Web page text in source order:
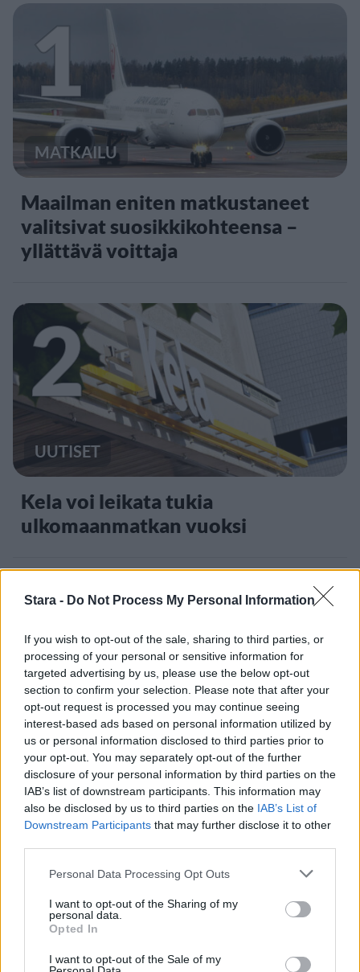
Stara - Do Not Process My Personal Information
If you wish to opt-out of the sale, sharing to third parties, or
processing of your personal or sensitive information for
targeted advertising by us, please use the below opt-out
section to confirm your selection. Please note that after your
opt-out request is processed you may continue seeing
interest-based ads based on personal information utilized by
us or personal information disclosed to third parties prior to
your opt-out. You may separately opt-out of the further
disclosure of your personal information by third parties on the
IAB’s list of downstream participants. This information may
also be disclosed by us to third parties on the IAB’s List of
Downstream Participants that may further disclose it to other
Personal Data Processing Opt Outs
I want to opt-out of the Sharing of my
personal data.
Opted In
I want to opt-out of the Sale of my
1
MATKAILU
Maailman eniten matkustaneet
valitsivat suosikkikohteensa –
yllättävä voittaja
2
UUTISET
Kela voi leikata tukia
ulkomaanmatkan vuoksi
3
UUTISET
F/A-18 Hornet jyrähtää ylilennolle
Jyväskylässä – katuja suljetaan
4